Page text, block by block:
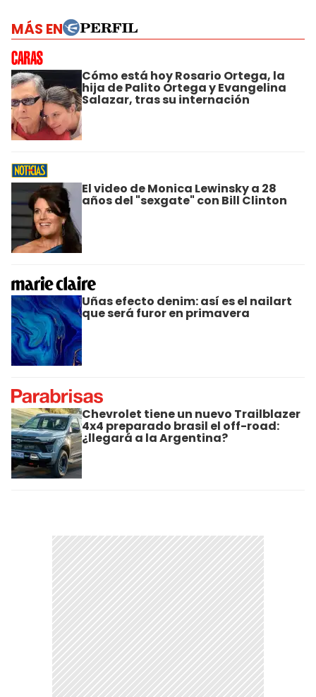
MÁS EN
Cómo está hoy Rosario Ortega, la
hija de Palito Ortega y Evangelina
Salazar, tras su internación
El video de Monica Lewinsky a 28
años del "sexgate" con Bill Clinton
Uñas efecto denim: así es el nailart
que será furor en primavera
Chevrolet tiene un nuevo Trailblazer
4x4 preparado brasil el off-road:
¿llegará a la Argentina?